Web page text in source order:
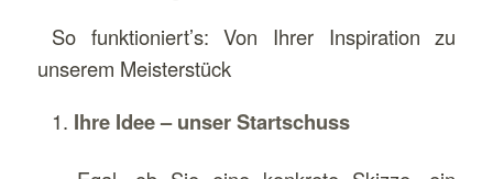
So funktioniert’s: Von Ihrer Inspiration zu
unserem Meisterstück
Ihre Idee – unser Startschuss